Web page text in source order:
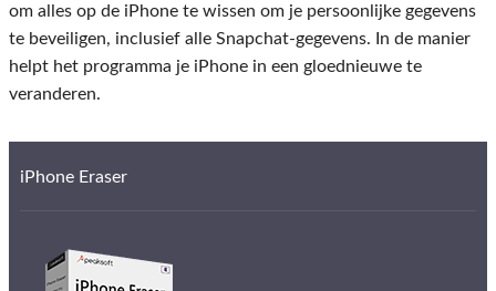
om alles op de iPhone te wissen om je persoonlijke gegevens
te beveiligen, inclusief alle Snapchat-gegevens. In de manier
helpt het programma je iPhone in een gloednieuwe te
veranderen.
iPhone Eraser